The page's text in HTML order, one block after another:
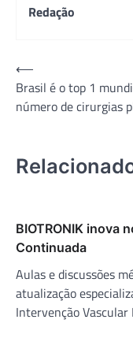
Redação
Navegação
de
Post
⟵
Brasil é o top 1
número de cirurgias
BIOTRONIK inova
Continuada
Aulas e discussões
atualização
Intervenção Vascular